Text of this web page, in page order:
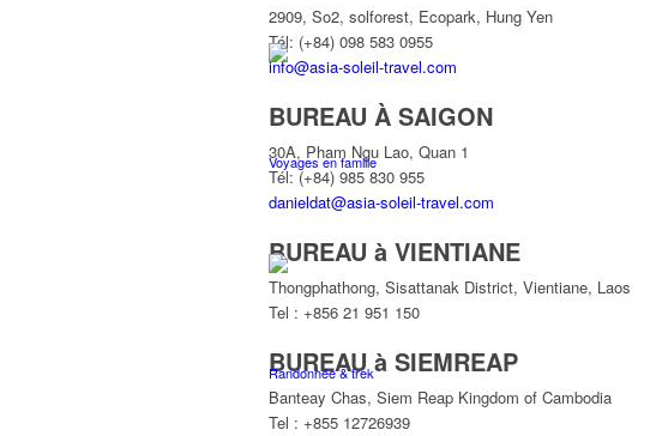
Voyages en famille
Randonnée & trek
2909, So2, solforest, Ecopark, Hung Yen
Tél: (+84) 098 583 0955
info@asia-soleil-travel.com
BUREAU À SAIGON
30A, Pham Ngu Lao, Quan 1
Tél: (+84) 985 830 955
danieldat@asia-soleil-travel.com
BUREAU à VIENTIANE
Thongphathong, Sisattanak District, Vientiane, Laos
Tel : +856 21 951 150
BUREAU à SIEMREAP
Banteay Chas, Siem Reap Kingdom of Cambodia
Tel : +855 12726939